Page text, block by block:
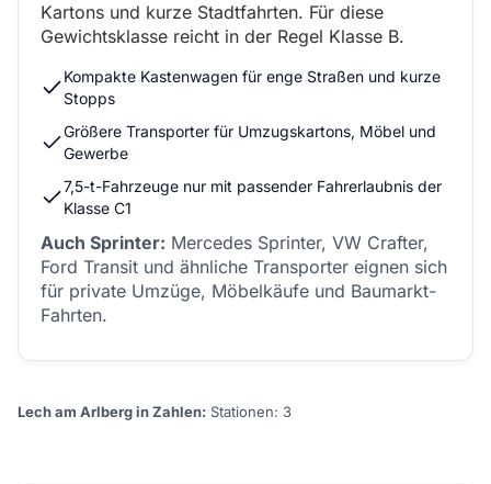
Kartons und kurze Stadtfahrten. Für diese
Gewichtsklasse reicht in der Regel Klasse B.
Kompakte Kastenwagen für enge Straßen und kurze
Stopps
Größere Transporter für Umzugskartons, Möbel und
Gewerbe
7,5-t-Fahrzeuge nur mit passender Fahrerlaubnis der
Klasse C1
Auch Sprinter: Mercedes Sprinter, VW Crafter,
Ford Transit und ähnliche Transporter eignen sich
für private Umzüge, Möbelkäufe und Baumarkt-
Fahrten.
Lech am Arlberg in Zahlen: Stationen: 3